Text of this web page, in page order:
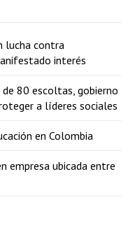
lucha contra
interés
80 escoltas, gobierno
a líderes sociales
en Colombia
empresa ubicada entre